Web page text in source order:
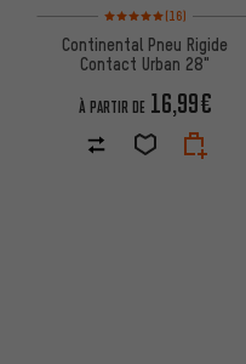
Note moyenne : 5 sur 5
(16)
Continental Pneu Rigide
Contact Urban 28"
À PARTIR DE 16,99€